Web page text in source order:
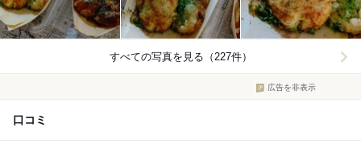
すべての写真を見る（227件）
広告を非表示
口コミ